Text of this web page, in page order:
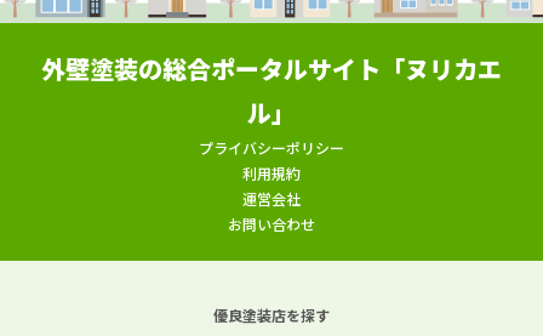
外壁塗装の総合ポータルサイト「ヌリカエ
ル」
プライバシーポリシー
利用規約
運営会社
お問い合わせ
優良塗装店を探す